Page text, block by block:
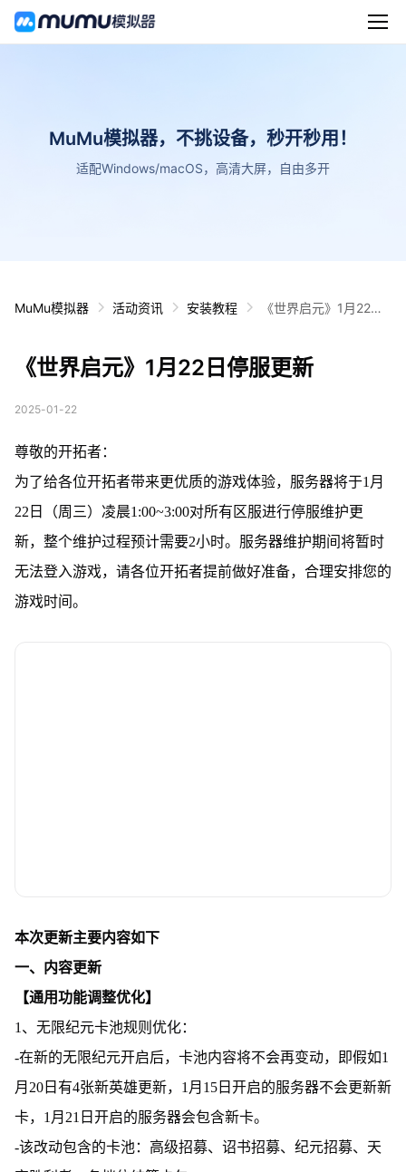
MuMu模拟器，不挑设备，秒开秒用！
适配Windows/macOS，高清大屏，自由多开
MuMu模拟器 活动资讯 安装教程
《世界启元》1月22日
《世界启元》1月22日停服更新
2025-01-22
尊敬的开拓者：
为了给各位开拓者带来更优质的游戏体验，服务器将于1月
22日（周三）凌晨1:00~3:00对所有区服进行停服维护更
新，整个维护过程预计需要2小时。服务器维护期间将暂时
无法登入游戏，请各位开拓者提前做好准备，合理安排您的
游戏时间。
本次更新主要内容如下
一、内容更新
【通用功能调整优化】
1、无限纪元卡池规则优化：
-在新的无限纪元开启后，卡池内容将不会再变动，即假如1
月20日有4张新英雄更新，1月15日开启的服务器不会更新新
卡，1月21日开启的服务器会包含新卡。
-该改动包含的卡池：高级招募、诏书招募、纪元招募、天